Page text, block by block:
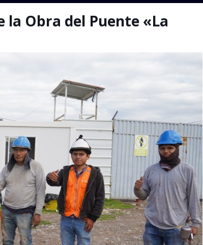
la Obra del Puente «La